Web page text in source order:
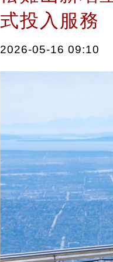
式投入服
2026-05-16 09:10